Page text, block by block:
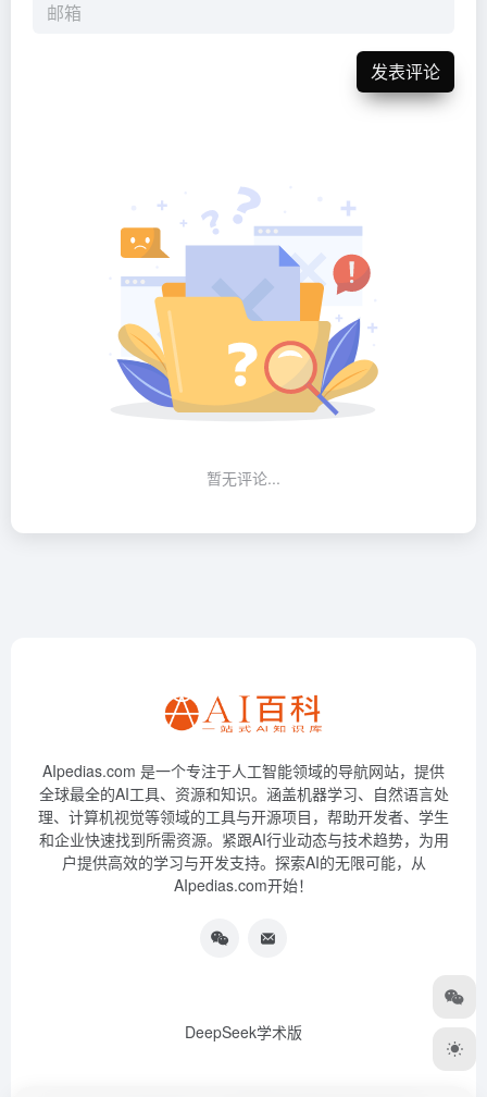
发表评论
暂无评论...
AIpedias.com 是一个专注于人工智能领域的导航网站，提供
全球最全的AI工具、资源和知识。涵盖机器学习、自然语言处
理、计算机视觉等领域的工具与开源项目，帮助开发者、学生
和企业快速找到所需资源。紧跟AI行业动态与技术趋势，为用
户提供高效的学习与开发支持。探索AI的无限可能，从
AIpedias.com开始！
DeepSeek学术版